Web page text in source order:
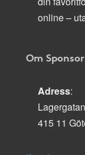
online –
Om
Adress:
415 11